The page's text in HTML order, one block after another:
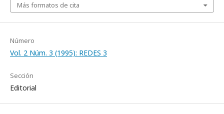
Más formatos de cita
Número
Vol. 2 Núm. 3 (1995): REDES 3
Sección
Editorial